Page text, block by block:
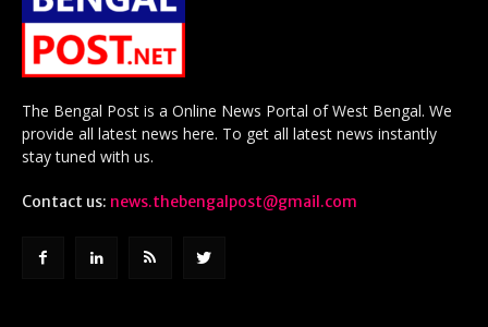
The Bengal Post is a Online News Portal of West Bengal. We
provide all latest news here. To get all latest news instantly
stay tuned with us.
Contact us: news.thebengalpost@gmail.com